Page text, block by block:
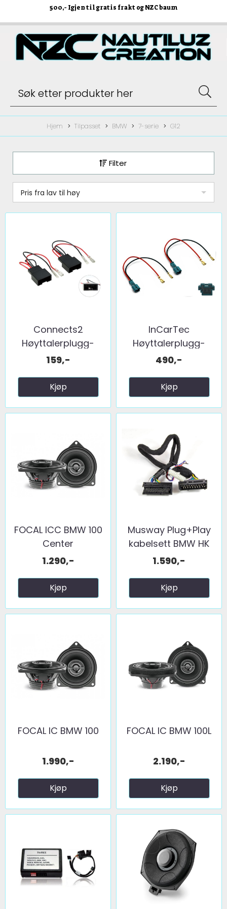
500,- Igjen til gratis frakt og NZC baum
Hjem Tilpasset BMW 7-serie G12
Filter
Pris fra lav til høy
Connects2
Høyttalerplugg-
adaptere BMW ...
159,-
Kjøp
InCarTec
Høyttalerplugg-
adaptere ...
490,-
Kjøp
FOCAL ICC BMW 100
Center
1.290,-
Kjøp
Musway Plug+Play
kabelsett BMW HK
Sound ...
1.590,-
Kjøp
FOCAL IC BMW 100
1.990,-
Kjøp
FOCAL IC BMW 100L
2.190,-
Kjøp